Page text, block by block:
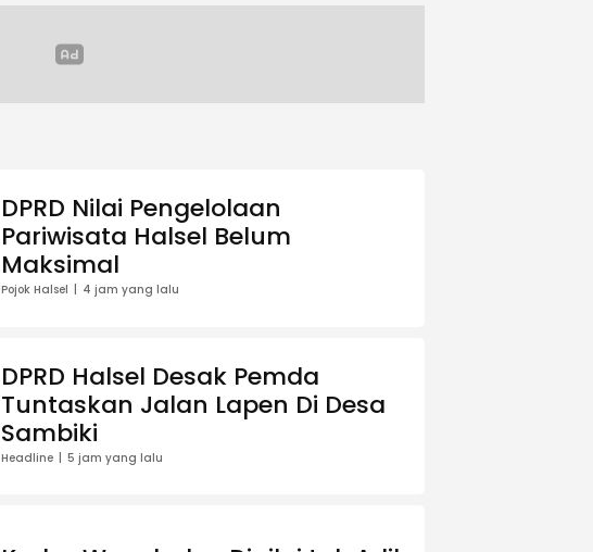
DPRD Nilai Pengelolaan
Pariwisata Halsel Belum
Maksimal
Pojok Halsel 4 jam yang lalu
DPRD Halsel Desak Pemda
Tuntaskan Jalan Lapen Di Desa
Sambiki
Headline 5 jam yang lalu